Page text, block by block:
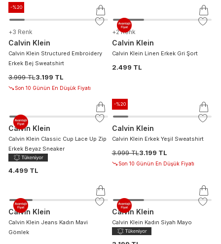
-%20
+3 Renk
Calvin Klein
Calvin Klein Structured Embroidery
Erkek Bej Sweatshirt
3.999 TL3.199 TL
Son 10 Günün En Düşük Fiyatı
+2 Renk
Calvin Klein
Calvin Klein Linen Erkek Gri Şort
2.499 TL
Calvin Klein
Calvin Klein Classic Cup Lace Up Zip
Erkek Beyaz Sneaker
4.499 TL
-%20
Calvin Klein
Calvin Klein Erkek Yeşil Sweatshirt
3.999 TL3.199 TL
Son 10 Günün En Düşük Fiyatı
Calvin Klein
Calvin Klein Jeans Kadın Mavi
Gömlek
Calvin Klein
Calvin Klein Kadın Siyah Mayo